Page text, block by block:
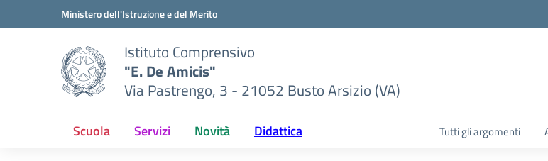
Vai ai contenuti
Vai al menu di navigazioneMinistero dell'Istruzione e del Merito
Istituto Comprensivo
"E. De Amicis"
Via Pastrengo, 3 - 21052 Busto Arsizio (VA)
Scuola Servizi Novità Didattica Tutti gli argomenti